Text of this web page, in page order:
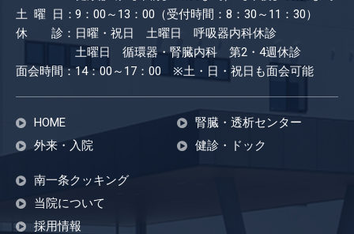
土 曜 日：9：00～13：00（受付時間：8：30～11：30）
休 診： 日曜・祝日 土曜日 呼吸器内科休診
土曜日 循環器・腎臓内科 第2・4週休診
面会時間：14：00～17：00 ※土・日・祝日も​面会可能
HOME
外来・入院
腎臓・透析センター
健診・ドック
南一条クッキング
当院について
採用情報